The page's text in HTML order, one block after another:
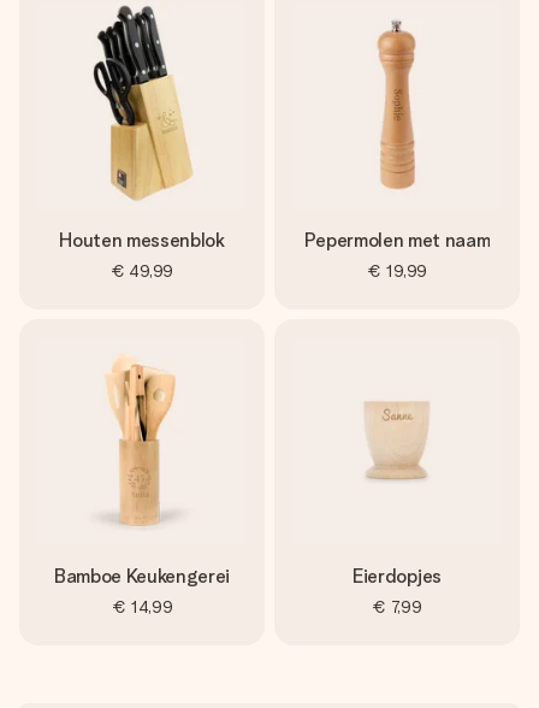
Houten messenblok
€ 49,99
Pepermolen met naam
€ 19,99
Bamboe Keukengerei
€ 14,99
Eierdopjes
€ 7,99